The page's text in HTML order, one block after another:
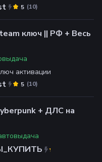
(10)
5
ключ || РФ + Весь
активации
(10)
5
+ ДЛС на